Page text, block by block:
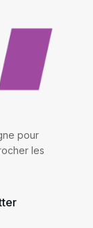
pour
les